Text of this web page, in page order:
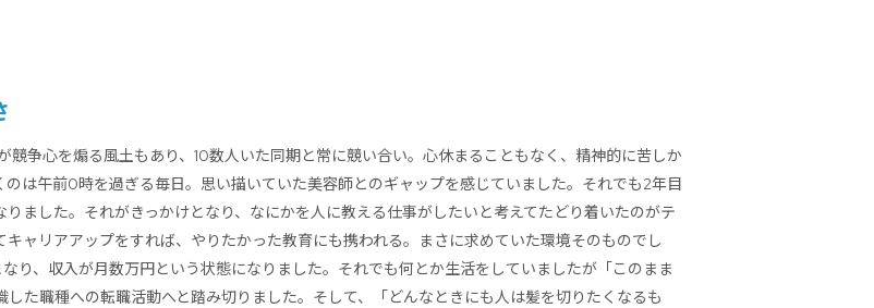
競争心を煽る風土もあり、10数人いた同期と常に競い合い。心休まることもなく、精神的に苦しか
は午前0時を過ぎる毎日。思い描いていた美容師とのギャップを感じていました。それでも2年目
ました。それがきっかけとなり、なにかを人に教える仕事がしたいと考えてたどり着いたのがテ
ャリアアップをすれば、やりたかった教育にも携われる。まさに求めていた環境そのものでし
り、収入が月数万円という状態になりました。それでも何とか生活をしていましたが「このまま
た職種への転職活動へと踏み切りました。そして、「どんなときにも人は髪を切りたくなるも